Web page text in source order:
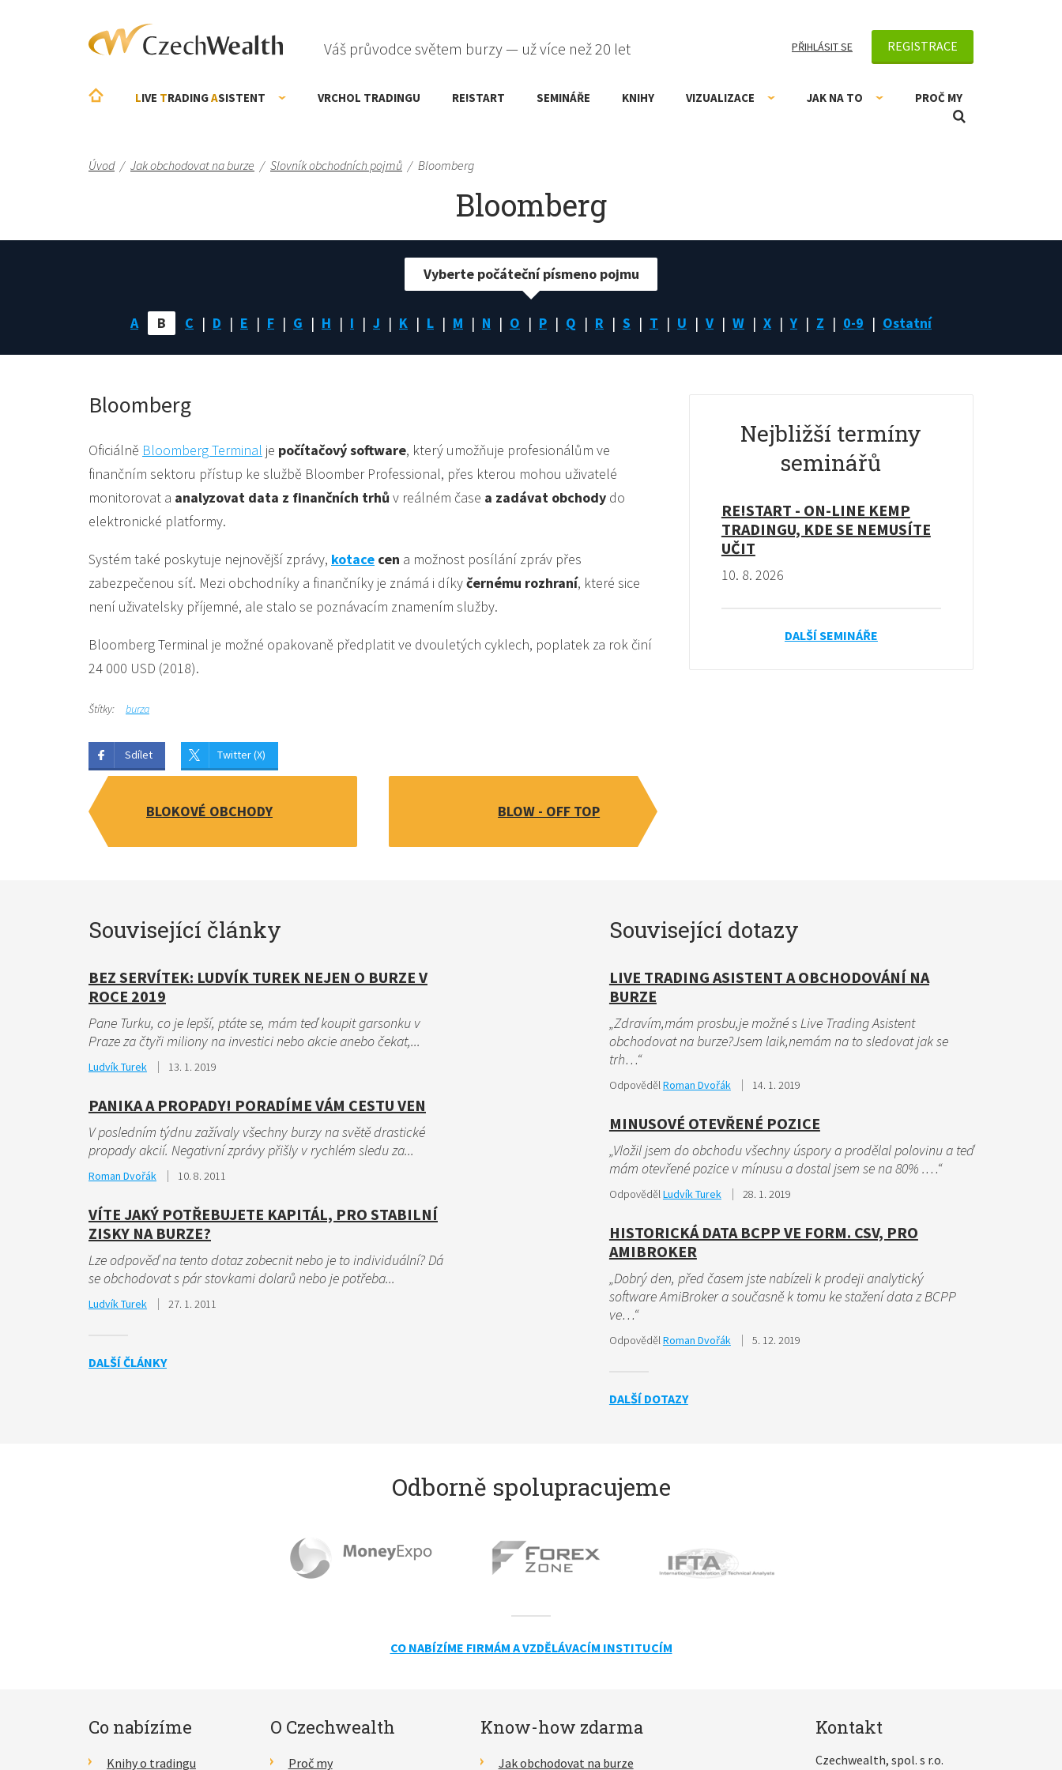
Váš průvodce světem burzy — už více než 20 let PŘIHLÁSIT SE REGISTRACE
LIVE TRADINGASISTENT VRCHOL TRADINGU RE!START SEMINÁŘE KNIHY VIZUALIZACE JAK NA TO PROČ MY
Úvod / Jak obchodovat na burze / Slovník obchodních pojmů / Bloomberg
Bloomberg
A B C D E F G H I J K L M N O P Q R S T U V W X Y Z 0-9 Ostatní
Vyberte počáteční písmeno pojmu
Bloomberg
Oficiálně Bloomberg Terminal je počítačový software, který umožňuje profesionálům ve
finančním sektoru přístup ke službě Bloomber Professional, přes kterou mohou uživatelé
monitorovat a analyzovat data z finančních trhů v reálném čase a zadávat obchody do
elektronické platformy.
Systém také poskytuje nejnovější zprávy, kotace cen a možnost posílání zpráv přes
zabezpečenou síť. Mezi obchodníky a finančníky je známá i díkyčernému rozhraní, které sice
není uživatelsky příjemné, ale stalo se poznávacím znamením služby.
Bloomberg Terminal je možné opakovaně předplatit ve dvouletých cyklech, poplatek za rok činí
24 000 USD (2018).
Štítky: burza
Sdílet Twitter (X)
BLOKOVÉ OBCHODY BLOW - OFF TOP
Nejbližší termíny
seminářů
RE!START - ON-LINE KEMP
TRADINGU, KDE SE NEMUSÍTE
UČIT
10. 8. 2026
DALŠÍ SEMINÁŘE
Související články
BEZ SERVÍTEK: LUDVÍK TUREK NEJEN O BURZE V
ROCE 2019
Pane Turku, co je lepší, ptáte se, mám teď koupit garsonku v
Praze za čtyři miliony na investici nebo akcie anebo čekat,...
Ludvík Turek 13. 1. 2019
PANIKA A PROPADY! PORADÍME VÁM CESTU VEN
V posledním týdnu zažívaly všechny burzy na světě drastické
propady akcií. Negativní zprávy přišly v rychlém sledu za...
Roman Dvořák 10. 8. 2011
VÍTE JAKÝ POTŘEBUJETE KAPITÁL, PRO STABILNÍ
ZISKY NA BURZE?
Lze odpověď na tento dotaz zobecnit nebo je to individuální? Dá
se obchodovat s pár stovkami dolarů nebo je potřeba...
Ludvík Turek 27. 1. 2011
DALŠÍ ČLÁNKY
Související dotazy
LIVE TRADING ASISTENT A OBCHODOVÁNÍ NA
BURZE
„Zdravím,mám prosbu,je možné s Live Trading Asistent
obchodovat na burze?Jsem laik,nemám na to sledovat jak se
trh…“
OdpovědělRoman Dvořák 14. 1. 2019
MINUSOVÉ OTEVŘENÉ POZICE
„Vložil jsem do obchodu všechny úspory a prodělal polovinu a teď
mám otevřené pozice v mínusu a dostal jsem se na 80% .…“
OdpovědělLudvík Turek 28. 1. 2019
HISTORICKÁ DATA BCPP VE FORM. CSV, PRO
AMIBROKER
„Dobrý den, před časem jste nabízeli k prodeji analytický
software AmiBroker a současně k tomu ke stažení data z BCPP
ve…“
OdpovědělRoman Dvořák 5. 12. 2019
DALŠÍ DOTAZY
Odborně spolupracujeme
CO NABÍZÍME FIRMÁM A VZDĚLÁVACÍM INSTITUCÍM
Co nabízíme
Knihy o tradingu
O Czechwealth
Proč my
Know-how zdarma
Jak obchodovat na burze
Kontakt
Czechwealth, spol. s r.o.